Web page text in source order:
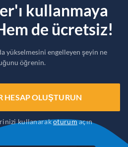
kullanmaya
de ücretsiz!
yükselmesini engelleyen şeyin ne
öğrenin.
HESAP OLUŞTURUN
kullanarakoturumaçın